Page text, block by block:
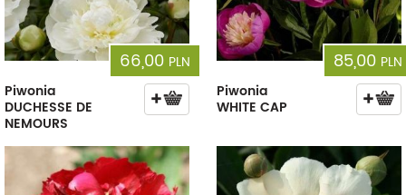
66,00 PLN
Piwonia
DUCHESSE DE
NEMOURS
85,00 PLN
Piwonia
WHITE CAP